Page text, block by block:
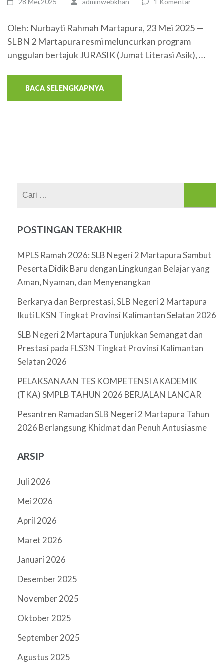
28 Mei,2025 adminwebkhan 1 Komentar
Oleh: Nurbayti Rahmah Martapura, 23 Mei 2025 —
SLBN 2 Martapura resmi meluncurkan program
unggulan bertajuk JURASIK (Jumat Literasi Asik), …
BACA SELENGKAPNYA
POSTINGAN TERAKHIR
MPLS Ramah 2026: SLB Negeri 2 Martapura Sambut
Peserta Didik Baru dengan Lingkungan Belajar yang
Aman, Nyaman, dan Menyenangkan
Berkarya dan Berprestasi, SLB Negeri 2 Martapura
Ikuti LKSN Tingkat Provinsi Kalimantan Selatan 2026
SLB Negeri 2 Martapura Tunjukkan Semangat dan
Prestasi pada FLS3N Tingkat Provinsi Kalimantan
Selatan 2026
PELAKSANAAN TES KOMPETENSI AKADEMIK
(TKA) SMPLB TAHUN 2026 BERJALAN LANCAR
Pesantren Ramadan SLB Negeri 2 Martapura Tahun
2026 Berlangsung Khidmat dan Penuh Antusiasme
ARSIP
Juli 2026
Mei 2026
April 2026
Maret 2026
Januari 2026
Desember 2025
November 2025
Oktober 2025
September 2025
Agustus 2025